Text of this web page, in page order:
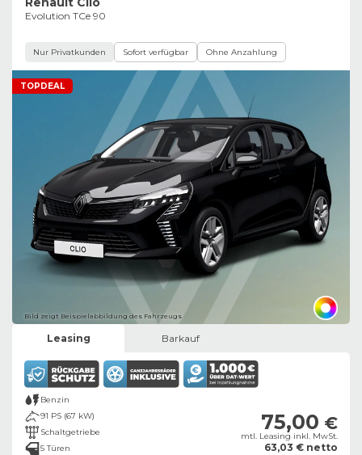
Evolution TCe 90
Nur Privatkunden Sofort verfügbar Ohne Anzahlung
TOPDEAL
Bild zeigt Beispielabbildung des Fahrzeugs
Leasing Barkauf
Benzin
91 PS (67 kW)
Schaltgetriebe
5 Türen
75,00 €
mtl. Leasing inkl. MwSt.
63,03 € netto